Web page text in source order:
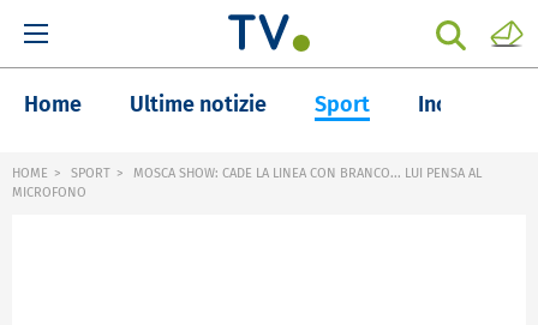
Home Ultime notizie Sport Inchieste
HOME SPORT
MOSCA SHOW: CADE LA LINEA CON BRANCO... LUI PENSA AL
MICROFONO